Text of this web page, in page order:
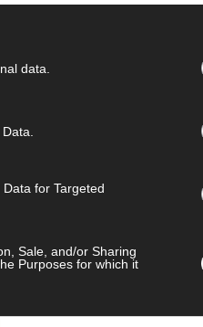
data.
for Targeted
Sale, and/or Sharing
Purposes for which it